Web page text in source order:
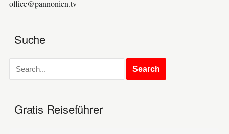
office@pannonien.tv
Suche
Gratis Reiseführer